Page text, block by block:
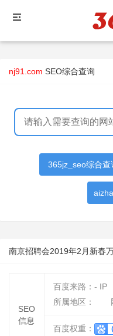
nj91.com SEO综合查询
365jz_seo综合查
南京招聘会2019年2月新春
SEO
信息
百度来路： - IP
所属地区：
百度权重：